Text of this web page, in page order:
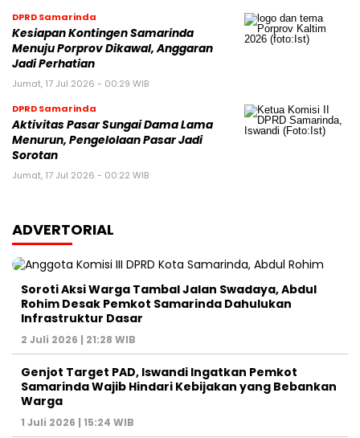
DPRD Samarinda
Kesiapan Kontingen Samarinda
Menuju Porprov Dikawal, Anggaran
Jadi Perhatian
Jumat, 17 Jul 2026 - 00:29 WIB
DPRD Samarinda
Aktivitas Pasar Sungai Dama Lama
Menurun, Pengelolaan Pasar Jadi
Sorotan
Jumat, 17 Jul 2026 - 00:22 WIB
ADVERTORIAL
Soroti Aksi Warga Tambal Jalan Swadaya, Abdul
Rohim Desak Pemkot Samarinda Dahulukan
Infrastruktur Dasar
2 Juli 2026 | 21:28 WIB
Genjot Target PAD, Iswandi Ingatkan Pemkot
Samarinda Wajib Hindari Kebijakan yang Bebankan
Warga
1 Juli 2026 | 15:24 WIB